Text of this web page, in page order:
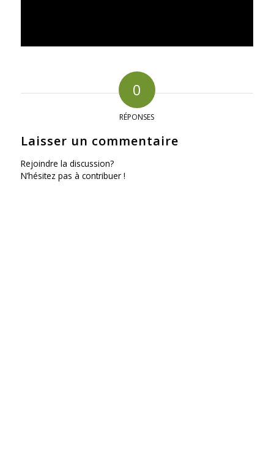
0
RÉPONSES
Laisser un commentaire
Rejoindre la discussion?
N’hésitez pas à contribuer !